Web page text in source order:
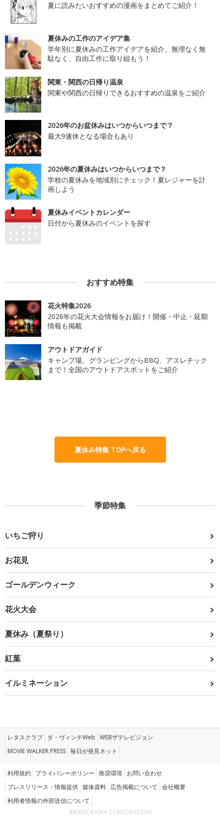
夏に読みたいおすすめの漫画をまとめてご紹介！
夏休みの工作のアイデア集
学年別に夏休みの工作アイデアを紹介。無理なく無
駄なく、自由工作に取り組もう！
関東・関西の日帰り温泉
関東や関西の日帰りできるおすすめの温泉をご紹介
2026年のお盆休みはいつからいつまで？
最大9連休となる場合もあり
2026年の夏休みはいつからいつまで？
学校の夏休みを地域別にチェック！夏レジャーを計
画しよう
夏休みイベントカレンダー
日付から夏休みのイベントを探す
おすすめ特集
花火特集2026
2026年の花火大会情報をお届け！開催・中止・延期
情報も掲載
アウトドアガイド
キャンプ場、グランピングからBBQ、アスレチック
まで！全国のアウトドアスポットをご紹介
夏休み特集 TOPへ戻る
季節特集
いちご狩り
お花見
ゴールデンウィーク
花火大会
夏休み（夏祭り）
紅葉
イルミネーション
レタスクラブ ダ・ヴィンチWeb WEBザテレビジョン
MOVIE WALKER PRESS 毎日が発見ネット
利用規約 プライバシーポリシー 推奨環境 お問い合わせ
プレスリリース・情報提供 媒体資料 広告掲載について 会社概要
利用者情報の外部送信について
©KADOKAWA CORPORATION